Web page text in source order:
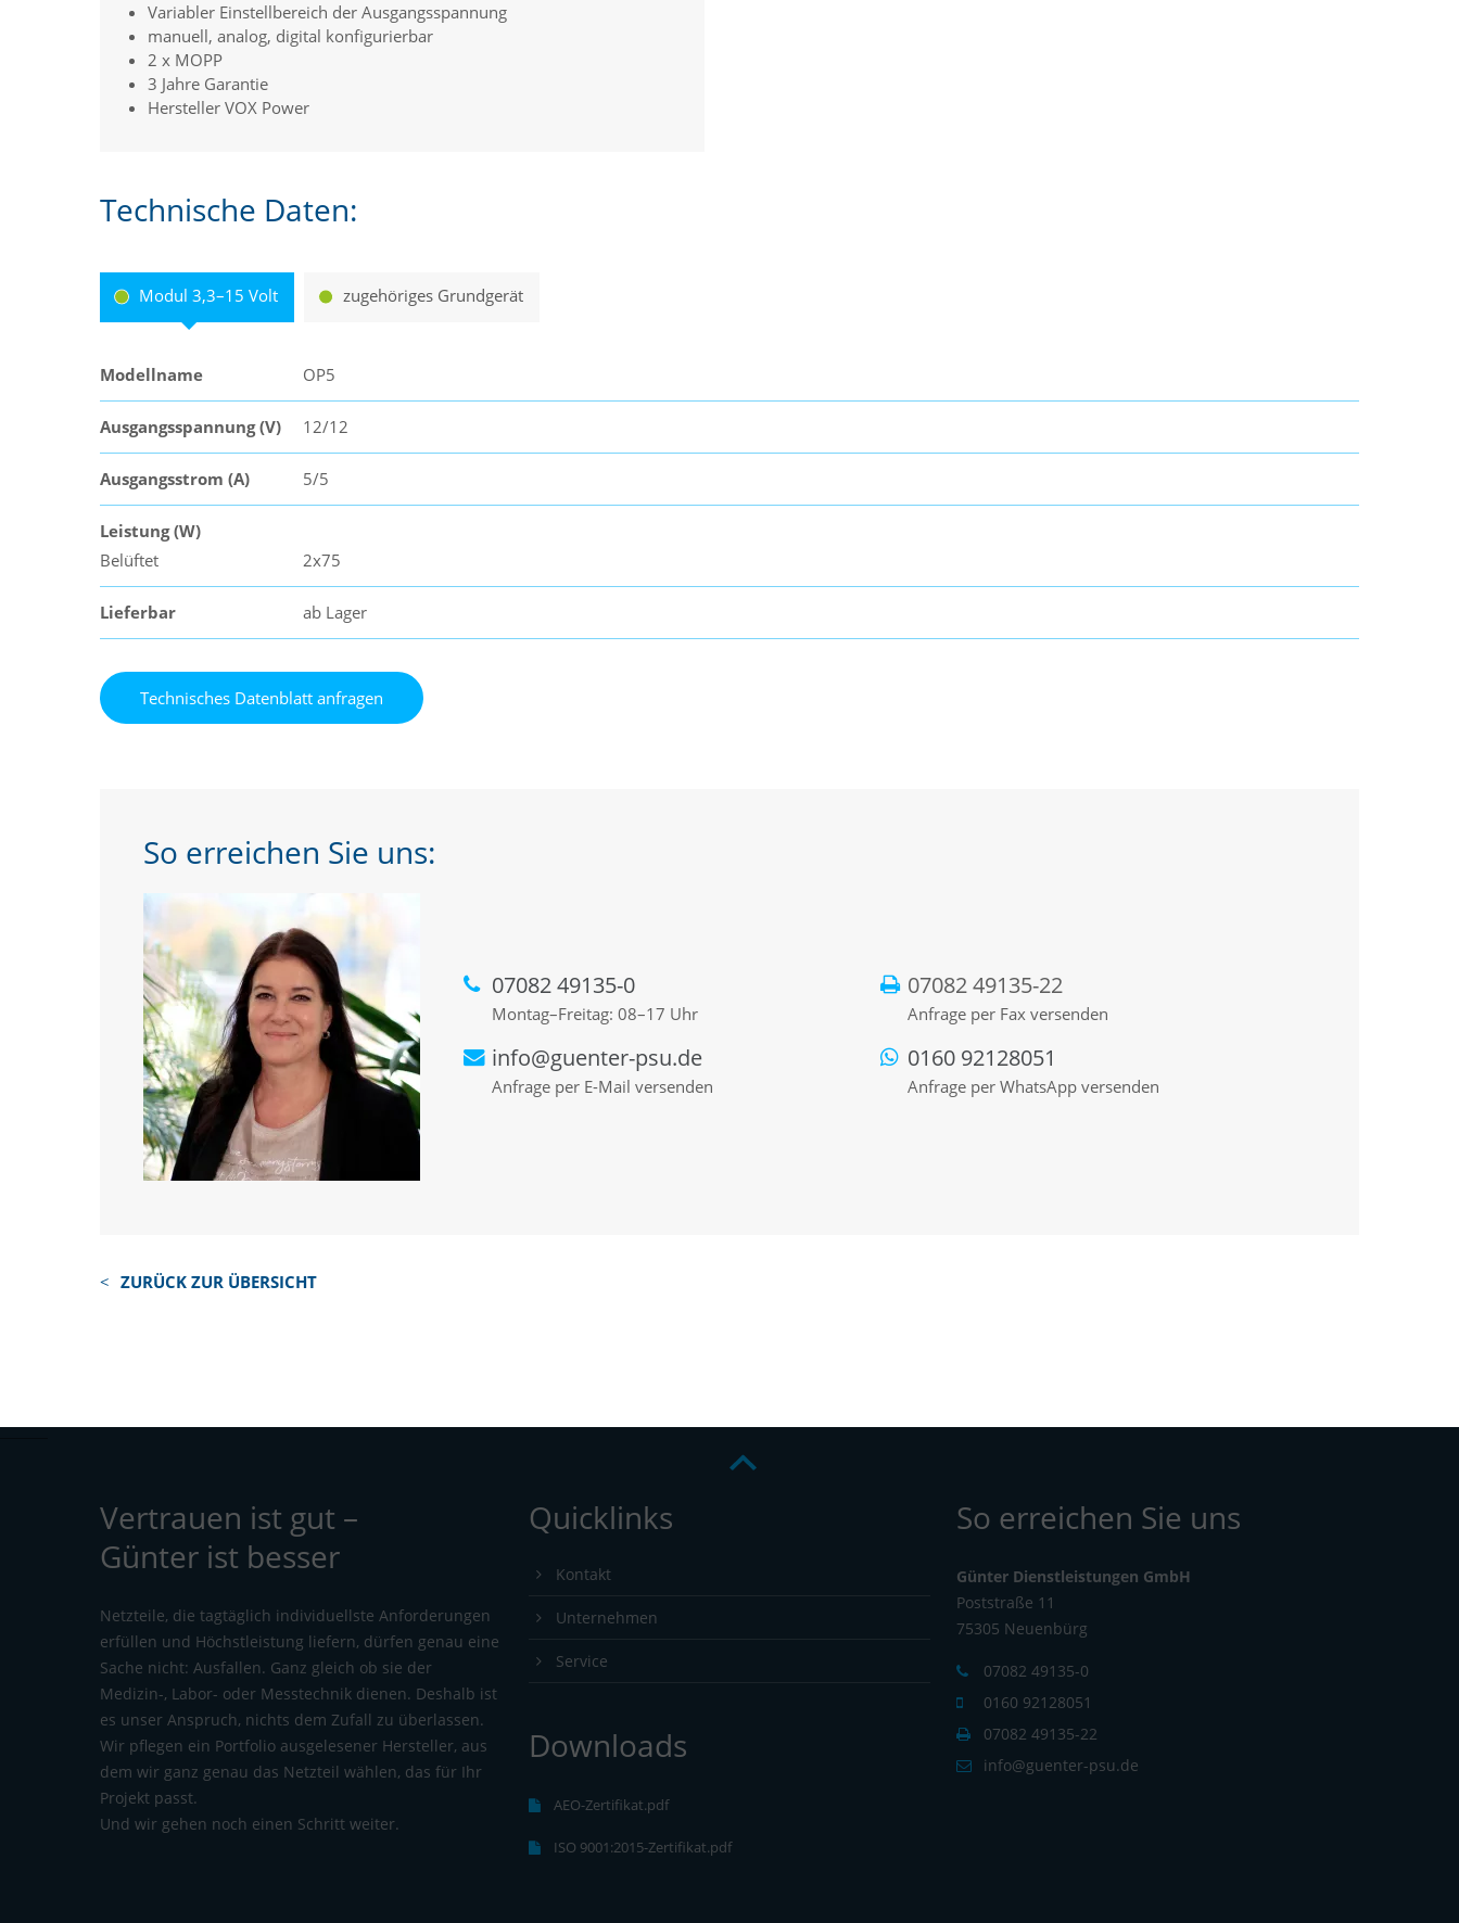
Variabler Einstellbereich der Ausgangsspannung
manuell, analog, digital konfigurierbar
2 x MOPP
3 Jahre Garantie
Hersteller VOX Power
Technische Daten:
Modul 3,3–15 Volt zugehöriges Grundgerät
Modellname OP5
Ausgangsspannung (V) 12/12
Ausgangsstrom (A) 5/5
Leistung (W)
Belüftet
2x75
Lieferbar ab Lager
So erreichen Sie uns:
07082 49135-0
Montag–Freitag: 08–17 Uhr
07082 49135-22
Anfrage per Fax versenden
info@guenter-psu.de
Anfrage per E-Mail versenden
0160 92128051
Anfrage per WhatsApp versenden
ZURÜCK ZUR ÜBERSICHT
Vertrauen ist gut –
Günter ist besser
Netzteile, die tagtäglich individuellste Anforderungen
erfüllen und Höchstleistung liefern, dürfen genau eine
Sache nicht: Ausfallen. Ganz gleich ob sie der
Medizin-, Labor- oder Messtechnik dienen. Deshalb ist
es unser Anspruch, nichts dem Zufall zu überlassen.
Wir pflegen ein Portfolio ausgelesener Hersteller, aus
dem wir ganz genau das Netzteil wählen, das für Ihr
Projekt passt.
Und wir gehen noch einen Schritt weiter.
Quicklinks
Kontakt
Unternehmen
Service
Downloads
AEO-Zertifikat.pdf
ISO 9001:2015-Zertifikat.pdf
So erreichen Sie uns
Günter Dienstleistungen GmbH
Poststraße 11
75305 Neuenbürg
07082 49135-0
0160 92128051
07082 49135-22
info@guenter-psu.de